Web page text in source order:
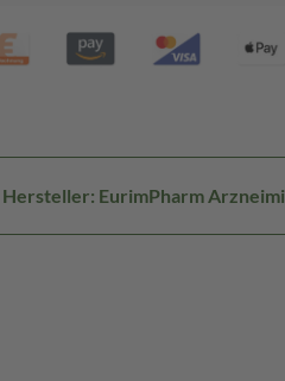
Hersteller: EurimPharm